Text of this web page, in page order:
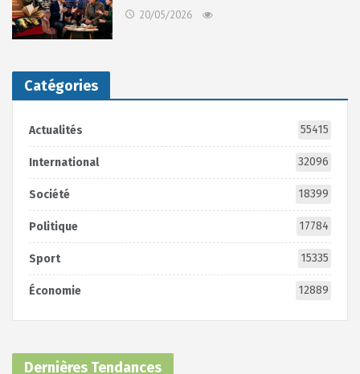
20/05/2026
Catégories
Actualités 55415
International 32096
Société 18399
Politique 17784
Sport 15335
Économie 12889
Dernières Tendances